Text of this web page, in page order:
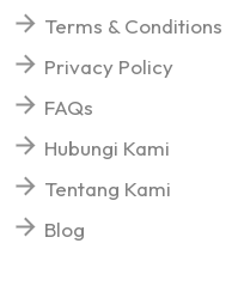
Terms & Conditions
Privacy Policy
FAQs
Hubungi Kami
Tentang Kami
Blog